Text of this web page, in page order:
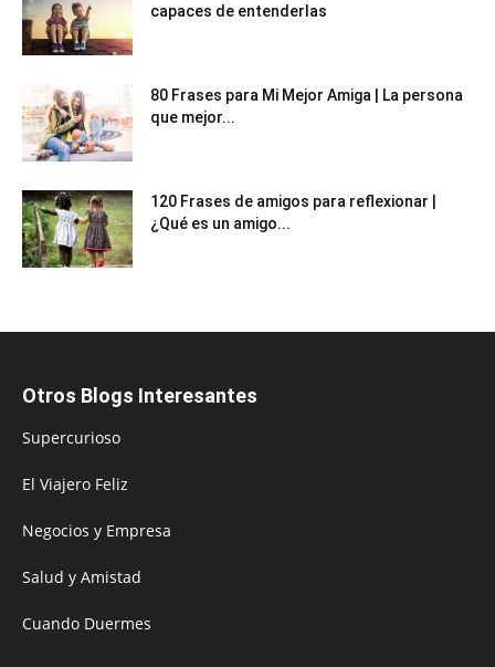
capaces de entenderlas
80 Frases para Mi Mejor Amiga | La persona
que mejor...
120 Frases de amigos para reflexionar |
¿Qué es un amigo...
Otros Blogs Interesantes
Supercurioso
El Viajero Feliz
Negocios y Empresa
Salud y Amistad
Cuando Duermes